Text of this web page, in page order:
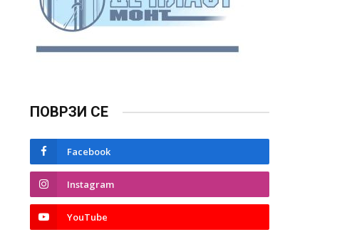
ПОВРЗИ СЕ
Facebook
Instagram
YouTube